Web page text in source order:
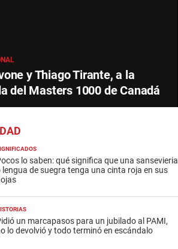
y Thiago Tirante, a la
del Masters 1000 de Canadá
lo saben: qué significa que una sansevieria
lengua de suegra tenga una cinta roja en sus
un marcapasos para un jubilado al PAMI,
lo devolvió y todo terminó en escándalo